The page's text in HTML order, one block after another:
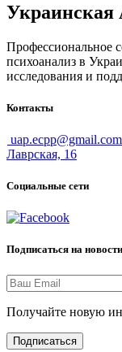
Украинская
Профессиональное
психоанализ в
исследования и
Контакты
uap.ecpp@gmail.com
Лаврская, 16
Социальные сети
Подписаться на новости
Получайте новую
Подписаться